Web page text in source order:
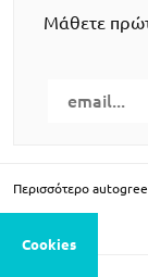
Μάθετε
Περισσότερο
Cookies